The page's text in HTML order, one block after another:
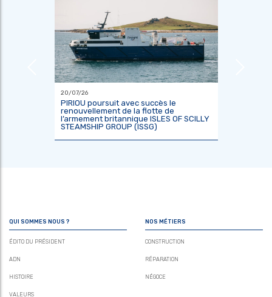
20/07/26
PIRIOU poursuit avec succès le
renouvellement de la flotte de
l’armement britannique ISLES OF SCILLY
STEAMSHIP GROUP (ISSG)
QUI SOMMES NOUS ?
ÉDITO DU PRÉSIDENT
ADN
HISTOIRE
VALEURS
NOS MÉTIERS
CONSTRUCTION
RÉPARATION
NÉGOCE